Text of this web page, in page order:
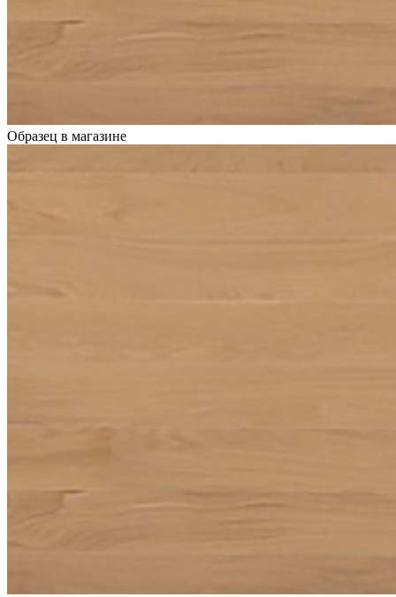
Образец в магазине